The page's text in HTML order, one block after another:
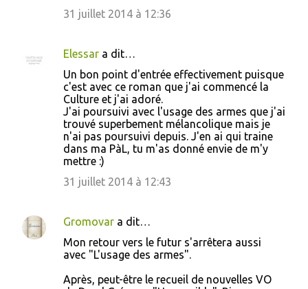
s
31 juillet 2014 à 12:36
Elessar a dit…
Un bon point d'entrée effectivement puisque
c'est avec ce roman que j'ai commencé la
Culture et j'ai adoré.
J'ai poursuivi avec l'usage des armes que j'ai
trouvé superbement mélancolique mais je
n'ai pas poursuivi depuis. J'en ai qui traine
dans ma PàL, tu m'as donné envie de m'y
mettre :)
31 juillet 2014 à 12:43
Gromovar a dit…
Mon retour vers le futur s'arrêtera aussi
avec "L'usage des armes".
Après, peut-être le recueil de nouvelles VO